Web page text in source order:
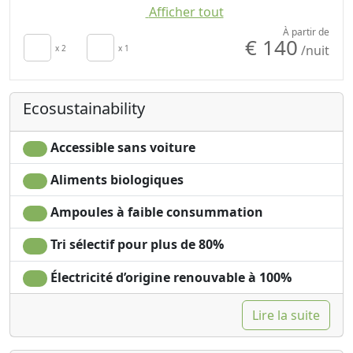
Autonomous heating
Mini-bar disponible
sur demande pour
l'énergie
Sèche-cheveux
Towels
Draps
naturel
Shampooing sans
doses uniques
Panoramic view
Afficher tout
x 2 x 1
À partir de
€ 140 /nuit
Ecosustainability
Accessible sans voiture
Aliments biologiques
Ampoules à faible consummation
Tri sélectif pour plus de 80%
Électricité d’origine renouvable à 100%
Lire la suite